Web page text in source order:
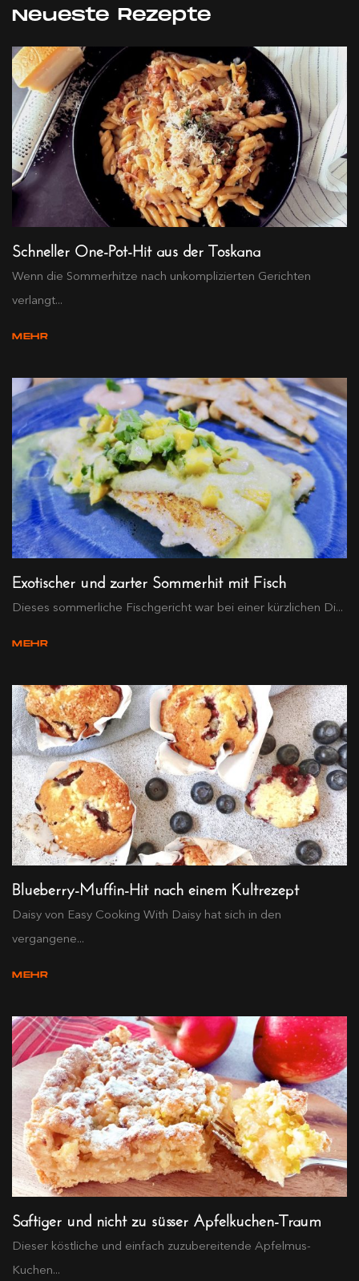
Neueste Rezepte
Schneller One-Pot-Hit aus der Toskana
Wenn die Sommerhitze nach unkomplizierten Gerichten
verlangt...
MEHR
Exotischer und zarter Sommerhit mit Fisch
Dieses sommerliche Fischgericht war bei einer kürzlichen Di...
MEHR
Blueberry-Muffin-Hit nach einem Kultrezept
Daisy von Easy Cooking With Daisy hat sich in den
vergangene...
MEHR
Saftiger und nicht zu süsser Apfelkuchen-Traum
Dieser köstliche und einfach zuzubereitende Apfelmus-
Kuchen...